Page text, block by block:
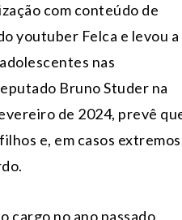
com conteúdo de
youtuber Felca e levou a
nas
Bruno Studer na
de 2024, prevê
e, em casos
cargo no ano passado,